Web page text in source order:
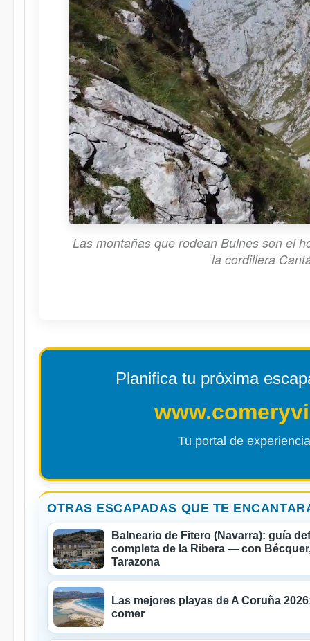
Las montañas que rodean Bulnes son el
la cordillera
Planifica tu próxima
Tu portal de
OTRAS ESCAPADAS QUE TE
Balneario de Fitero (Navarra): guía
completa de la Ribera — con
Tarazona
Las mejores playas de A Coruña
comer